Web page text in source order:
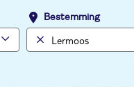
Bestemming